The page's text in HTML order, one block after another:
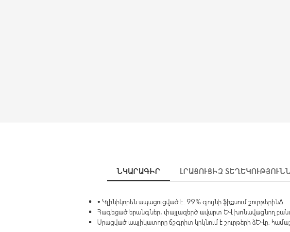
ՆԿԱՐԱԳԻՐ ԼՐԱՑՈՒՑԻՉ
• Կլինիկորեն ապացուցված է. 99% գույնի ֆիքսում շուրթերինΔ
Հագեցած երանգներ, փայլազերծ ավարտ և խոնավացնող
Սրացված ապլիկատորը ճշգրիտ կրկնում է շուրթերի ձևը,